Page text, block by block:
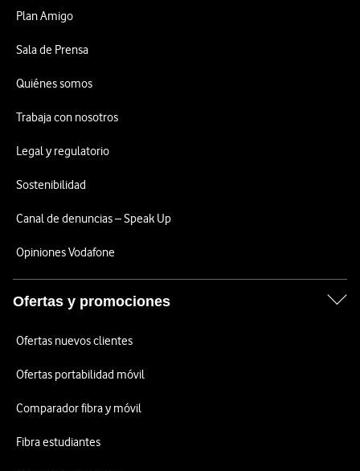
Plan Amigo
Sala de Prensa
Quiénes somos
Trabaja con nosotros
Legal y regulatorio
Sostenibilidad
Canal de denuncias – Speak Up
Opiniones Vodafone
Ofertas y promociones
Ofertas nuevos clientes
Ofertas portabilidad móvil
Comparador fibra y móvil
Fibra estudiantes